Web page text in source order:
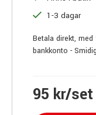
1-3 dagar
Betala direkt,
bankkonto -
95 kr/set